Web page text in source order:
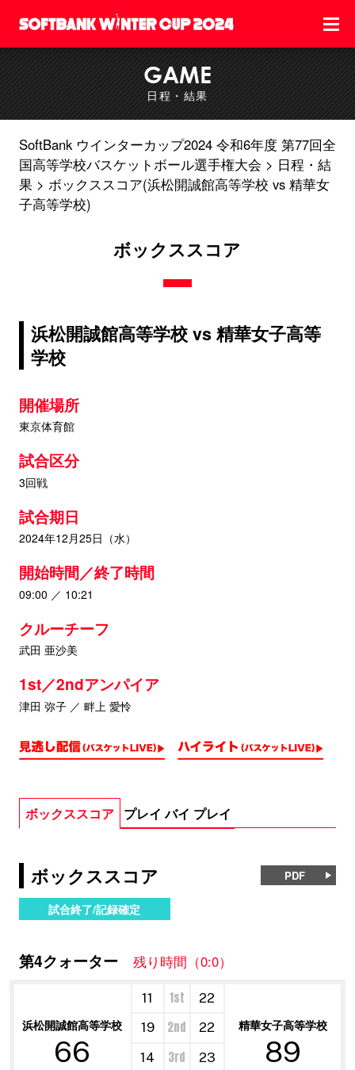
GAME
日程・結果
SoftBank ウインターカップ2024 令和6年度 第77回全
国高等学校バスケットボール選手権大会
日程・結
果
ボックススコア(浜松開誠館高等学校 vs 精華女
子高等学校)
ボックススコア
浜松開誠館高等学校 vs 精華女子高等
学校
開催場所
東京体育館
試合区分
3回戦
試合期日
2024年12月25日（水）
開始時間／終了時間
09:00 ／ 10:21
クルーチーフ
武田 亜沙美
1st／2ndアンパイア
津田 弥子 ／ 畔上 愛怜
ボックススコア プレイ バイ プレイ
ボックススコア PDF
試合終了/記録確定
第4クォーター 残り時間（0:0）
浜松開誠館高等学校
66
11 1st
22
精華女子高等学校
89
19 2nd
22
14
3rd
23